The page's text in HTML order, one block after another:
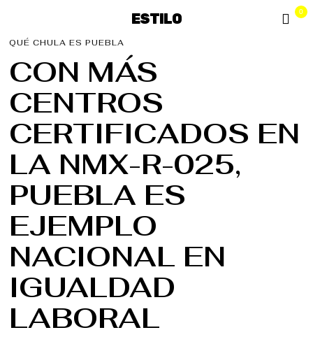
ESTILO 0
QUÉ CHULA ES PUEBLA
CON MÁS
CENTROS
CERTIFICADOS EN
LA NMX-R-025,
PUEBLA ES
EJEMPLO
NACIONAL EN
IGUALDAD
LABORAL